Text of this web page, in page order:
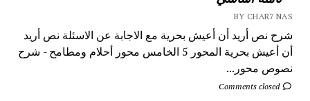
BY CHAR7 NAS
شرح نص أريد أن أعيش بحرية مع الاجابة عن الاسئلة نص أريد
أن أعيش بحرية المحور 5 الخامس محور أحلام ومطامح - شرح
نصوص محور...
Comments closed